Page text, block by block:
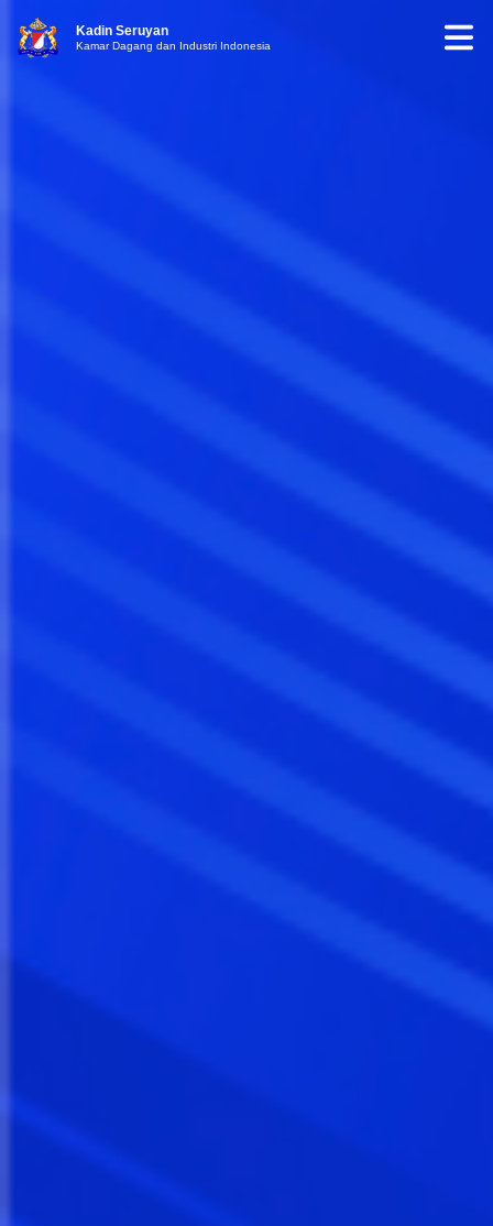
Kadin Seruyan
Kamar Dagang dan Industri Indonesia